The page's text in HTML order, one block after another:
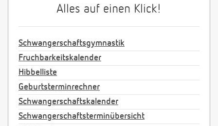
Alles auf einen Klick!
Schwangerschaftsgymnastik
Fruchbarkeitskalender
Hibbelliste
Geburtsterminrechner
Schwangerschaftskalender
Schwangerschaftsterminübersicht